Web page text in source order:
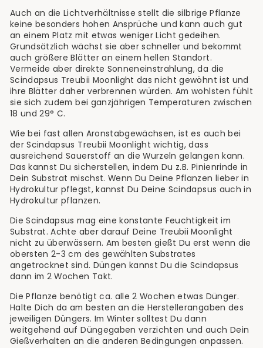
Auch an die Lichtverhältnisse stellt die silbrige Pflanze
keine besonders hohen Ansprüche und kann auch gut
an einem Platz mit etwas weniger Licht gedeihen.
Grundsätzlich wächst sie aber schneller und bekommt
auch größere Blätter an einem hellen Standort.
Vermeide aber direkte Sonneneinstrahlung, da die
Scindapsus Treubii Moonlight das nicht gewöhnt ist und
ihre Blätter daher verbrennen würden. Am wohlsten fühlt
sie sich zudem bei ganzjährigen Temperaturen zwischen
18 und 29° C.
Wie bei fast allen Aronstabgewächsen, ist es auch bei
der Scindapsus Treubii Moonlight wichtig, dass
ausreichend Sauerstoff an die Wurzeln gelangen kann.
Das kannst Du sicherstellen, indem Du z.B. Pinienrinde in
Dein Substrat mischst. Wenn Du Deine Pflanzen lieber in
Hydrokultur pflegst, kannst Du Deine Scindapsus auch in
Hydrokultur pflanzen.
Die Scindapsus mag eine konstante Feuchtigkeit im
Substrat. Achte aber darauf Deine Treubii Moonlight
nicht zu überwässern. Am besten gießt Du erst wenn die
obersten 2-3 cm des gewählten Substrates
angetrocknet sind. Düngen kannst Du die Scindapsus
dann im 2 Wochen Takt.
Die Pflanze benötigt ca. alle 2 Wochen etwas Dünger.
Halte Dich da am besten an die Herstellerangaben des
jeweiligen Düngers. Im Winter solltest Du dann
weitgehend auf Düngegaben verzichten und auch Dein
Gießverhalten an die anderen Bedingungen anpassen.